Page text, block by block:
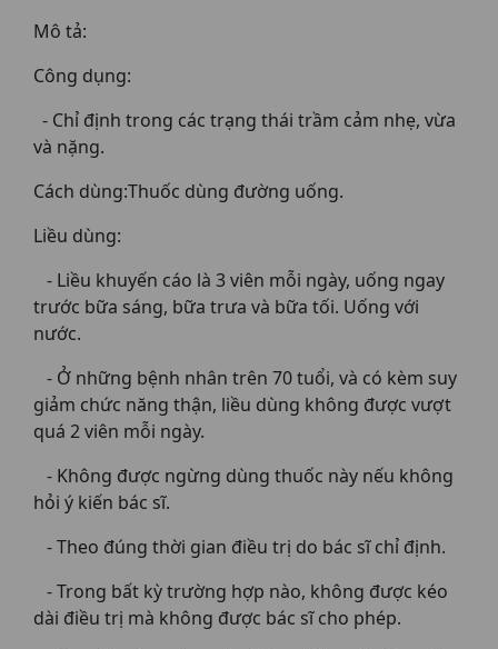
Mô tả:
Công dụng:
- Chỉ định trong các trạng thái trầm cảm nhẹ, vừa
và nặng.
Cách dùng:Thuốc dùng đường uống.
Liều dùng:
- Liều khuyến cáo là 3 viên mỗi ngày, uống ngay
trước bữa sáng, bữa trưa và bữa tối. Uống với
nước.
- Ở những bệnh nhân trên 70 tuổi, và có kèm suy
giảm chức năng thận, liều dùng không được vượt
quá 2 viên mỗi ngày.
- Không được ngừng dùng thuốc này nếu không
hỏi ý kiến bác sĩ.
- Theo đúng thời gian điều trị do bác sĩ chỉ định.
- Trong bất kỳ trường hợp nào, không được kéo
dài điều trị mà không được bác sĩ cho phép.